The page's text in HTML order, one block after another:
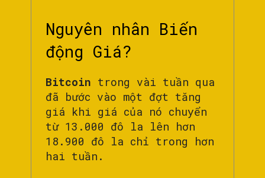
Nguyên nhân Biến
động Giá?
Bitcoin trong vài tuần qua
đã bước vào một đợt tăng
giá khi giá của nó chuyển
từ 13.000 đô la lên hơn
18.900 đô la chỉ trong hơn
hai tuần.